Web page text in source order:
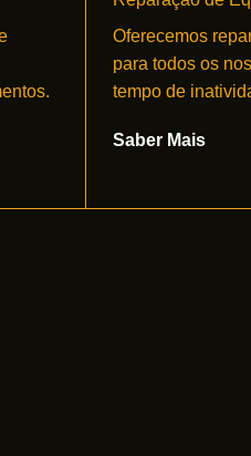
Oferecemos
para todos os
tempo de
Saber Mais